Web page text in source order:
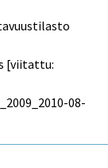
[viitattu:
08-